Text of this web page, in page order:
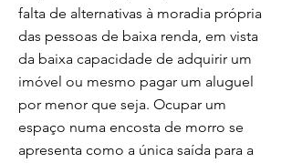
falta de alternativas à moradia própria
das pessoas de baixa renda, em vista
da baixa capacidade de adquirir um
imóvel ou mesmo pagar um aluguel
por menor que seja. Ocupar um
espaço numa encosta de morro se
apresenta como a única saída para a